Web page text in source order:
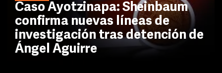
Caso Ayotzinapa: Sheinbaum
confirma nuevas líneas de
investigación tras detención de
Ángel Aguirre